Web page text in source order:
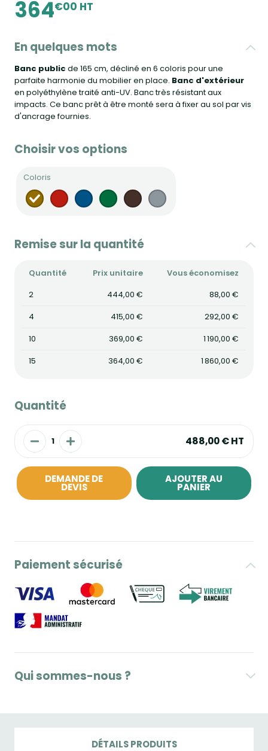
364€00 HT
En quelques mots
Banc public de 165 cm, décliné en 6 coloris pour une
parfaite harmonie du mobilier en place. Banc d'extérieur
en polyéthylène traité anti-UV. Banc très résistant aux
impacts. Ce banc prêt à être monté sera à fixer au sol par vis
d'ancrage fournies.
Choisir vos options
Coloris
Remise sur la quantité
Quantité Prix unitaire
Vous économisez
2
444,00 €
88,00 €
4
415,00 €
292,00 €
10
369,00 €
1 190,00 €
15
364,00 € 1 860,00 €
Quantité
488,00 €HT
DEMANDE DE
DEVIS
AJOUTER AU
PANIER
Paiement sécurisé
Qui sommes-nous ?
DÉTAILS PRODUITS